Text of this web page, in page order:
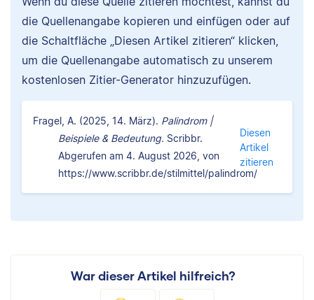
die Quellenangabe kopieren und einfügen oder auf
die Schaltfläche „Diesen Artikel zitieren“ klicken,
um die Quellenangabe automatisch zu unserem
kostenlosen Zitier-Generator hinzuzufügen.
Fragel, A. (2025, 14. März). Palindrom |
Beispiele & Bedeutung. Scribbr.
Abgerufen am 4. August 2026, von
https://www.scribbr.de/stilmittel/palindrom/
Diesen
Artikel
zitieren
War dieser Artikel hilfreich?